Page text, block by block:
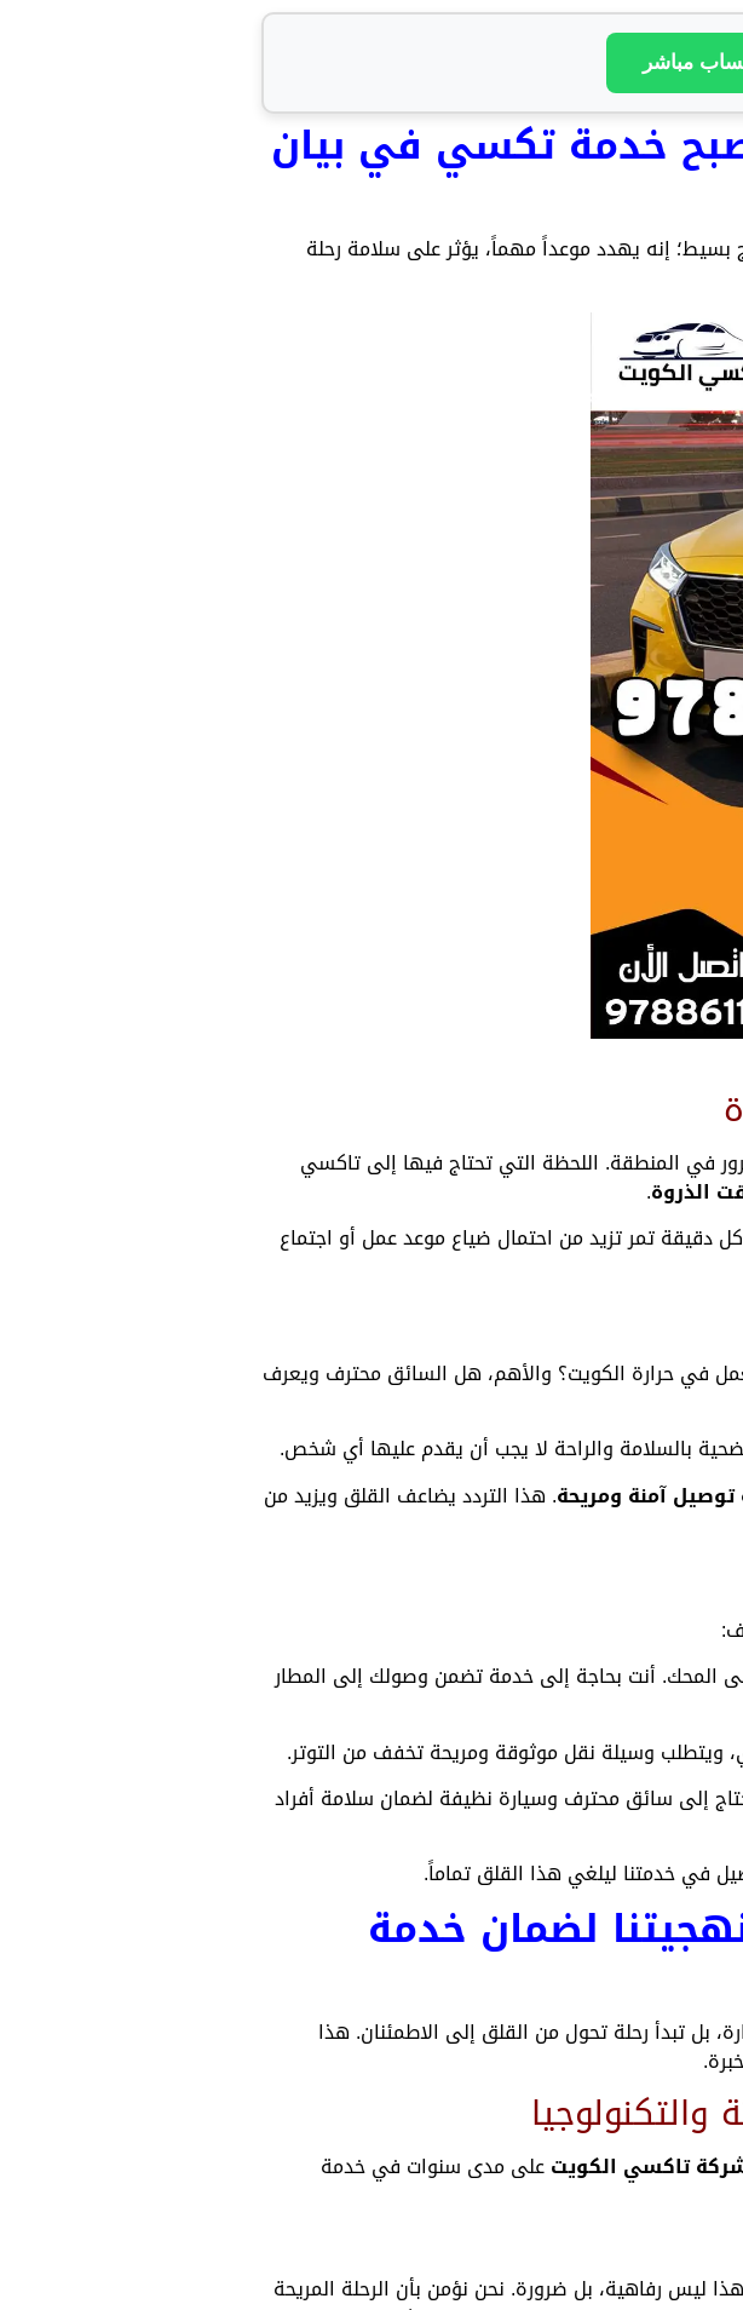
مباشر
خدمة تكسي في بيان
بسيط؛ إنه يهدد موعداً مهماً، يؤثر على سلامة رحلة
في المنطقة. اللحظة التي تحتاج فيها إلى تاكسي
الذروة.
تمر تزيد من احتمال ضياع موعد عمل أو اجتماع
في حرارة الكويت؟ والأهم، هل السائق محترف ويعرف
بالسلامة والراحة لا يجب أن يقدم عليها أي شخص.
آمنة ومريحة. هذا التردد يضاعف القلق ويزيد من
على المحك. أنت بحاجة إلى خدمة تضمن وصولك إلى المطار
ويتطلب وسيلة نقل موثوقة ومريحة تخفف من التوتر.
إلى سائق محترف وسيارة نظيفة لضمان سلامة أفراد
في خدمتنا ليلغي هذا القلق تماماً.
لضمان خدمة
بل تبدأ رحلة تحول من القلق إلى الاطمئنان. هذا
والتكنولوجيا
تاكسي الكويتعلى مدى سنوات في خدمة
ليس رفاهية، بل ضرورة. نحن نؤمن بأن الرحلة المريحة